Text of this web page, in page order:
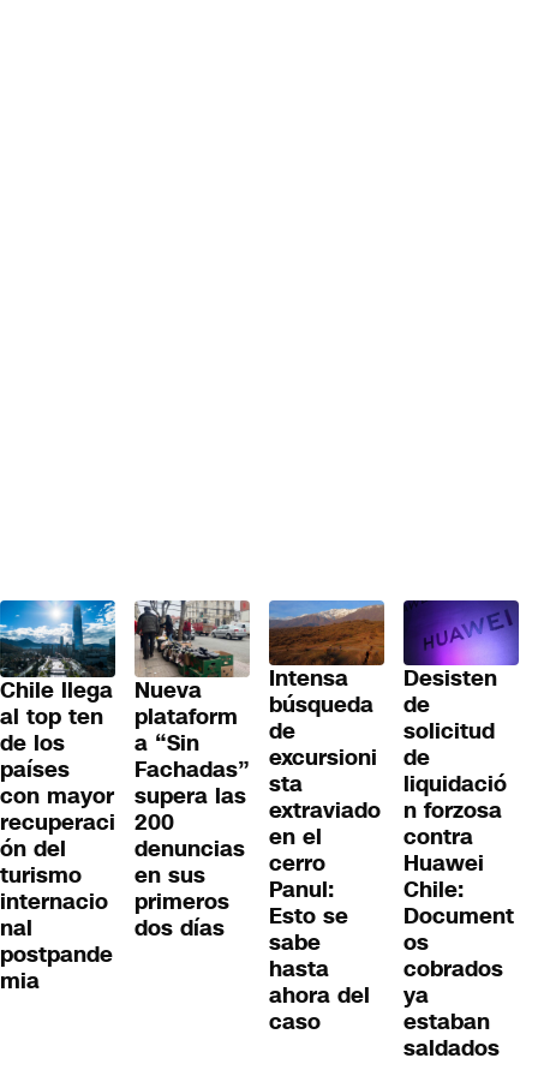
Chile llega
al top ten
de los
países
con mayor
recuperaci
ón del
turismo
internacio
nal
postpande
mia
Nueva
plataform
a “Sin
Fachadas”
supera las
200
denuncias
en sus
primeros
dos días
Intensa
búsqueda
de
excursioni
sta
extraviado
en el
cerro
Panul:
Esto se
sabe
hasta
ahora del
caso
Desisten
de
solicitud
de
liquidació
n forzosa
contra
Huawei
Chile:
Document
os
cobrados
ya
estaban
saldados